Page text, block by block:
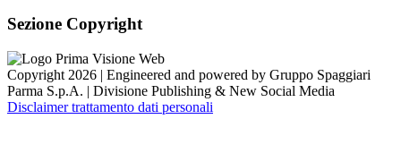
Sezione Copyright
Copyright 2026 | Engineered and powered by Gruppo Spaggiari
Parma S.p.A. | Divisione Publishing & New Social Media
Disclaimer trattamento dati personali